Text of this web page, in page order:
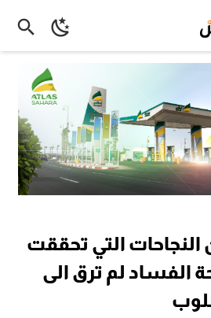
النجاحات التي تحققت
الفساد لم ترق الى